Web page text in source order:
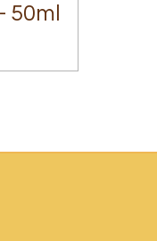
50ml